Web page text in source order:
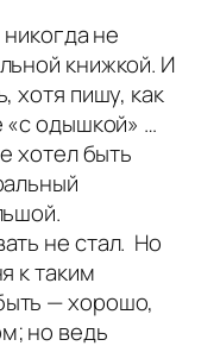
не
книжкой. И
хотя пишу, как
одышкой» …
хотел быть
не стал. Но
к таким
— хорошо,
но ведь